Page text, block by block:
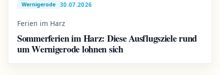
Wernigerode 30.07.2026
Ferien im Harz
Sommerferien im Harz: Diese Ausflugsziele rund
um Wernigerode lohnen sich